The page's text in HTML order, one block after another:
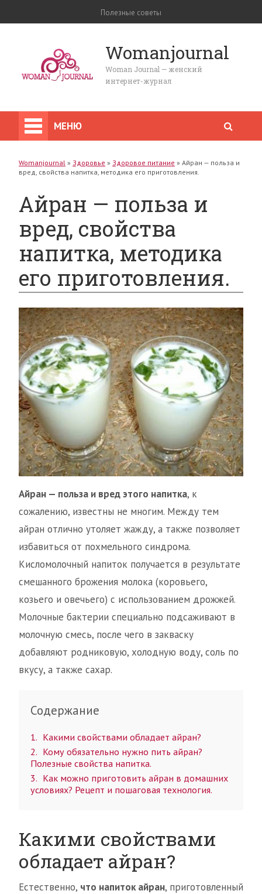
Полезные советы
Womanjournal
Woman Journal — женский
интернет-журнал
МЕНЮ
Womanjournal » Здоровье » Здоровое питание » Айран — польза и
вред, свойства напитка, методика его приготовления.
Айран — польза и
вред, свойства
напитка, методика
его приготовления.
Айран — польза и вред этого напитка, к
сожалению, известны не многим. Между тем
айран отлично утоляет жажду, а также позволяет
избавиться от похмельного синдрома.
Кисломолочный напиток получается в результате
смешанного брожения молока (коровьего,
козьего и овечьего) с использованием дрожжей.
Молочные бактерии специально подсаживают в
молочную смесь, после чего в закваску
добавляют родниковую, холодную воду, соль по
вкусу, а также сахар.
Содержание
1
Какими свойствами обладает айран?
2
Кому обязательно нужно пить айран?
Полезные свойства напитка.
3
Как можно приготовить айран в домашних
условиях? Рецепт и пошаговая технология.
Какими свойствами
обладает айран?
Естественно, что напиток айран, приготовленный